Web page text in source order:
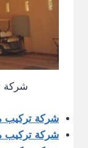
شركة
شركة تركيب
شركة تركيب